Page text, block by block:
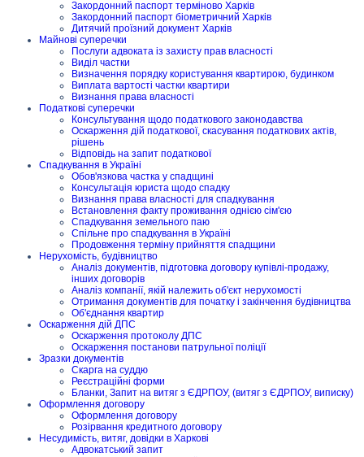
Закордонний паспорт терміново Харків
Закордонний паспорт біометричний Харків
Дитячий проїзний документ Харків
Майнові суперечки
Послуги адвоката із захисту прав власності
Виділ частки
Визначення порядку користування квартирою, будинком
Виплата вартості частки квартири
Визнання права власності
Податкові суперечки
Консультування щодо податкового законодавства
Оскарження дій податкової, скасування податкових актів,
рішень
Відповідь на запит податкової
Спадкування в Україні
Обов'язкова частка у спадщині
Консультація юриста щодо спадку
Визнання права власності для спадкування
Встановлення факту проживання однією сім'єю
Спадкування земельного паю
Спільне про спадкування в Україні
Продовження терміну прийняття спадщини
Нерухомість, будівництво
Аналіз документів, підготовка договору купівлі-продажу,
інших договорів
Аналіз компанії, якій належить об'єкт нерухомості
Отримання документів для початку і закінчення будівництва
Об'єднання квартир
Оскарження дій ДПС
Оскарження протоколу ДПС
Оскарження постанови патрульної поліції
Зразки документів
Скарга на суддю
Реєстраційні форми
Бланки, Запит на витяг з ЄДРПОУ, (витяг з ЄДРПОУ, виписку)
Оформлення договору
Оформлення договору
Розірвання кредитного договору
Несудимість, витяг, довідки в Харкові
Адвокатський запит